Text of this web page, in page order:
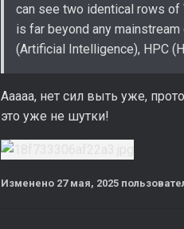
can see two identical rows of
is far beyond any
(Artificial Intelligence), HPC
Ааааа, нет сил выть уже,
это уже не шутки!
Изменено 27 мая, 2025